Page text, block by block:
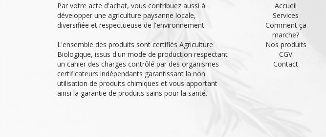
Par votre acte d'achat, vous contribuez aussi à
développer une agriculture paysanne locale,
diversifiée et respectueuse de l'environnement.
L'ensemble des produits sont certifiés Agriculture
Biologique, issus d'un mode de production respectant
un cahier des charges contrôlé par des organismes
certificateurs indépendants garantissant la non
utilisation de produits chimiques et vous apportant
ainsi la garantie de produits sains pour la santé.
Accueil
Services
Comment ça
marche?
Nos produits
CGV
Contact